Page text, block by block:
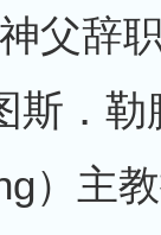
父辞
斯．勒
）主